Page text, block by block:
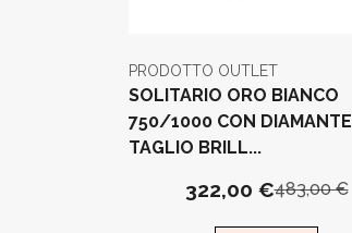
PRODOTTO OUTLET
SOLITARIO ORO BIANCO
750/1000 CON DIAMANTE
TAGLIO BRILL...
322,00 €483,00 €